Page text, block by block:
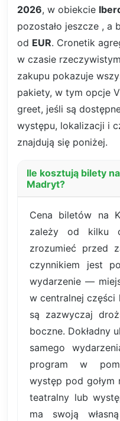
2026, w obiekcie
pozostało jeszcze , a
od EUR. Cronetik
w czasie
zakupu pokazuje
pakiety, w tym opcje
greet, jeśli są
występu, lokalizacji i
znajdują się poniżej.
Ile kosztują bilety
Madryt?
Cena biletów na
zależy od kilku
zrozumieć przed
czynnikiem jest
wydarzenie —
w centralnej części
są zazwyczaj
boczne. Dokładny
samego
program w
występ pod gołym
teatralny lub
ma swoją